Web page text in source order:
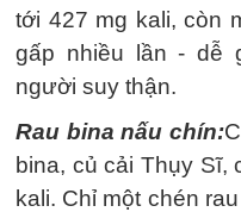
tới 427 mg kali, còn
gấp nhiều lần - dễ
người suy thận.
Rau bina nấu chín:
bina, củ cải Thụy
kali. Chỉ một chén